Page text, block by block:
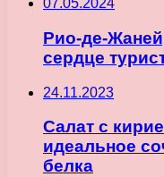
07.05.2024
Рио-де-
сердце
24.11.2023
Салат с
идеальное
белка